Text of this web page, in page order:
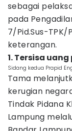
sebagai
pada
7/Pid.Sus-TPK/
keterangan.
1. Tersisa
Sidang kedua Prapid
Tama
kerugian
Tindak Pidana
Lampung